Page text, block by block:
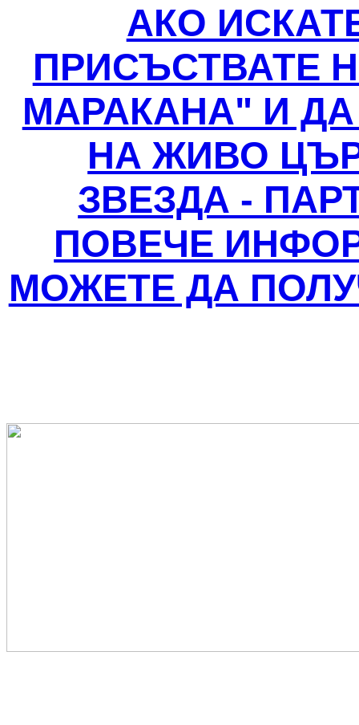
АКО
ПРИСЪСТВАТЕ
МАРАКАНА" И ДА
НА ЖИВО
ЗВЕЗДА -
ПОВЕЧЕ
МОЖЕТЕ ДА